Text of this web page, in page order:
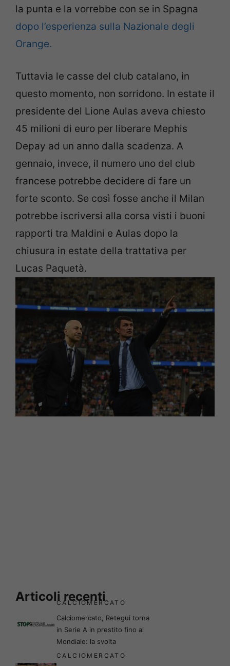
la punta e la vorrebbe con se in Spagna
dopo l’esperienza sulla Nazionale degli
Orange.
Tuttavia le casse del club catalano, in
questo momento, non sorridono. In estate il
presidente del Lione Aulas aveva chiesto
45 milioni di euro per liberare Mephis
Depay ad un anno dalla scadenza. A
gennaio, invece, il numero uno del club
francese potrebbe decidere di fare un
forte sconto. Se così fosse anche il Milan
potrebbe iscriversi alla corsa visti i buoni
rapporti tra Maldini e Aulas dopo la
chiusura in estate della trattativa per
Lucas Paquetà.
Articoli recenti
CALCIOMERCATO
Calciomercato, Retegui torna
in Serie A in prestito fino al
Mondiale: la svolta
CALCIOMERCATO